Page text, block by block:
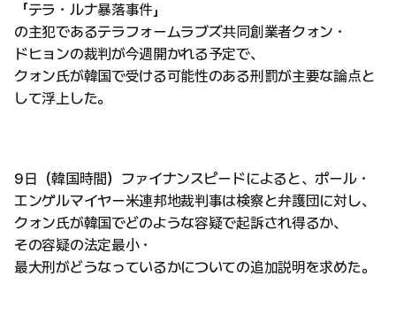
「テラ・ルナ暴落事件」
の主犯であるテラフォームラブズ共同創業者クォン・
ドヒョンの裁判が今週開かれる予定で、
クォン氏が韓国で受ける可能性のある刑罰が主要な論点と
して浮上した。
9日（韓国時間）ファイナンスピードによると、ポール・
エンゲルマイヤー米連邦地裁判事は検察と弁護団に対し、
クォン氏が韓国でどのような容疑で起訴され得るか、
その容疑の法定最小・
最大刑がどうなっているかについての追加説明を求めた。